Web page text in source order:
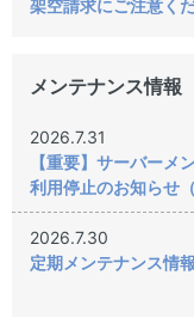
架空請求にご注意く
メンテナンス情報
2026.7.31
【重要】サーバーメ
利用停止のお知らせ
2026.7.30
定期メンテナンス情